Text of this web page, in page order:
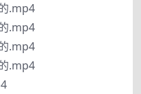
.mp4
.mp4
.mp4
.mp4